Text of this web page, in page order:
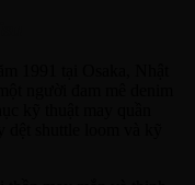
1991 tại Osaka, Nhật
người đam mê denim
kỹ thuật may quần
dệt shuttle loom và kỹ